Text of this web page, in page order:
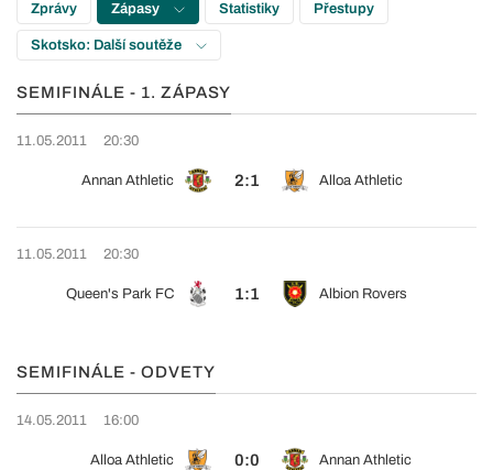
Zprávy Zápasy Statistiky Přestupy
Skotsko: Další soutěže
SEMIFINÁLE - 1. ZÁPASY
11.05.2011 20:30
Annan Athletic 2:1 Alloa Athletic
11.05.2011 20:30
Queen's Park FC 1:1 Albion Rovers
SEMIFINÁLE - ODVETY
14.05.2011 16:00
Alloa Athletic 0:0 Annan Athletic